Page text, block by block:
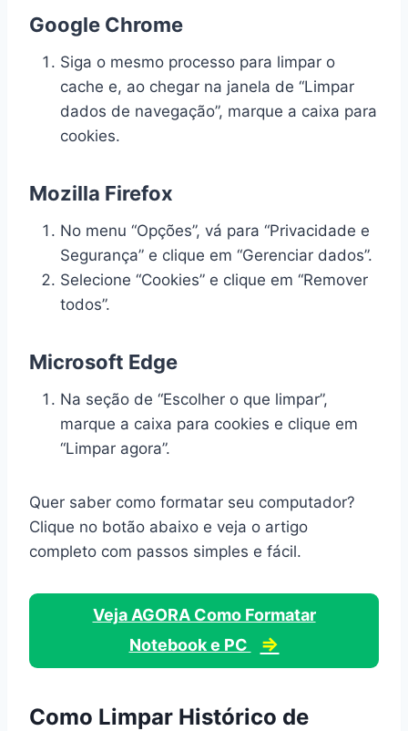
Google Chrome
Siga o mesmo processo para limpar o
cache e, ao chegar na janela de “Limpar
dados de navegação”, marque a caixa para
cookies.
Mozilla Firefox
No menu “Opções”, vá para “Privacidade e
Segurança” e clique em “Gerenciar dados”.
Selecione “Cookies” e clique em “Remover
todos”.
Microsoft Edge
Na seção de “Escolher o que limpar”,
marque a caixa para cookies e clique em
“Limpar agora”.
Quer saber como formatar seu computador?
Clique no botão abaixo e veja o artigo
completo com passos simples e fácil.
Veja AGORA Como Formatar
Notebook e PC
⇒
Como Limpar Histórico de